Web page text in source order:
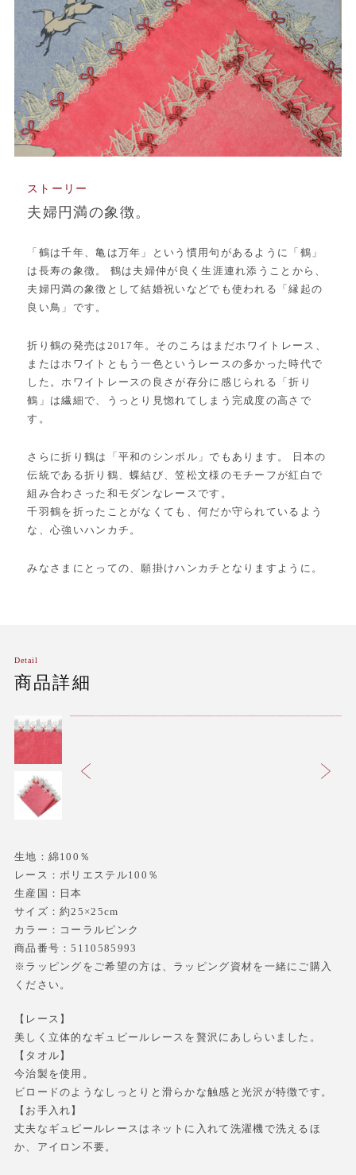
夫婦円満の象徴。
ストーリー
「鶴は千年、亀は万年」という慣用句があるように「鶴」
は長寿の象徴。 鶴は夫婦仲が良く生涯連れ添うことから、
夫婦円満の象徴として結婚祝いなどでも使われる「縁起の
良い鳥」です。
折り鶴の発売は2017年。そのころはまだホワイトレース、
またはホワイトともう一色というレースの多かった時代で
した。ホワイトレースの良さが存分に感じられる「折り
鶴」は繊細で、うっとり見惚れてしまう完成度の高さで
す。
さらに折り鶴は「平和のシンボル」でもあります。 日本の
伝統である折り鶴、蝶結び、笠松文様のモチーフが紅白で
組み合わさった和モダンなレースです。
千羽鶴を折ったことがなくても、何だか守られているよう
な、心強いハンカチ。
みなさまにとっての、願掛けハンカチとなりますように。
商品詳細
Detail
生地：綿100％
レース：ポリエステル100％
生産国：日本
サイズ：約25×25cm
カラー：コーラルピンク
商品番号：5110585993
※ラッピングをご希望の方は、ラッピング資材を一緒にご購入
ください。
【レース】
美しく立体的なギュピールレースを贅沢にあしらいました。
【タオル】
今治製を使用。
ビロードのようなしっとりと滑らかな触感と光沢が特徴です。
【お手入れ】
丈夫なギュピールレースはネットに入れて洗濯機で洗えるほ
か、アイロン不要。